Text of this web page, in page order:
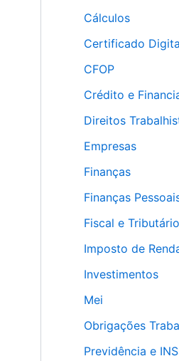
Cálculos
Certificado
CFOP
Crédito e
Direitos
Empresas
Finanças
Finanças
Fiscal e Tributário
Imposto de
Investimentos
Mei
Obrigações
Previdência e